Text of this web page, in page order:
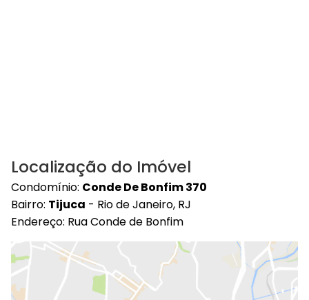
Localização do Imóvel
Condomínio: Conde De Bonfim 370
Bairro: Tijuca - Rio de Janeiro, RJ
Endereço: Rua Conde de Bonfim